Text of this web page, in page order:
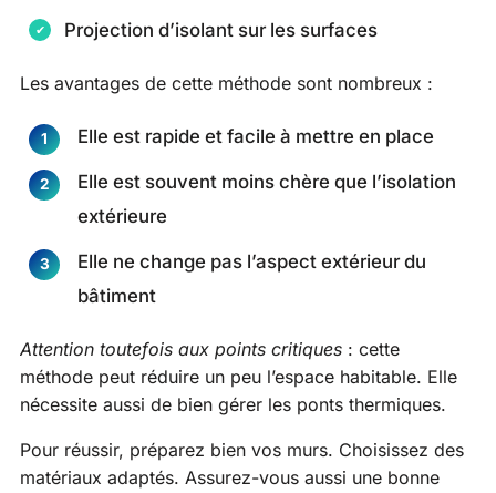
Projection d’isolant sur les surfaces
Les avantages de cette méthode sont nombreux :
Elle est rapide et facile à mettre en place
Elle est souvent moins chère que l’isolation
extérieure
Elle ne change pas l’aspect extérieur du
bâtiment
Attention toutefois aux points critiques : cette
méthode peut réduire un peu l’espace habitable. Elle
nécessite aussi de bien gérer les ponts thermiques.
Pour réussir, préparez bien vos murs. Choisissez des
matériaux adaptés. Assurez-vous aussi une bonne